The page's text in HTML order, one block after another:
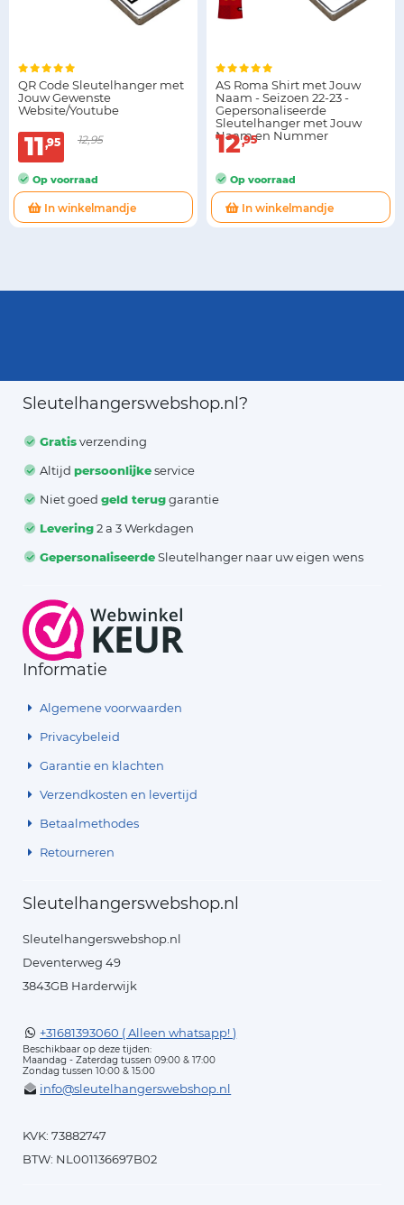
QR Code Sleutelhanger met
Jouw Gewenste
Website/Youtube
11 95 12,95
Op voorraad
In winkelmandje
AS Roma Shirt met Jouw
Naam - Seizoen 22-23 -
Gepersonaliseerde
Sleutelhanger met Jouw
Naam en Nummer
12 95
Op voorraad
In winkelmandje
Sleutelhangerswebshop.nl?
Gratisverzending
Altijdpersoonlijkeservice
Niet goedgeld teruggarantie
Levering2 a 3 Werkdagen
GepersonaliseerdeSleutelhanger naar uw eigen wens
Informatie
Algemene voorwaarden
Privacybeleid
Garantie en klachten
Verzendkosten en levertijd
Betaalmethodes
Retourneren
Sleutelhangerswebshop.nl
Sleutelhangerswebshop.nl
Deventerweg 49
3843GB Harderwijk
+31681393060 ( Alleen whatsapp! )
Beschikbaar op deze tijden:
Maandag - Zaterdag tussen 09:00 & 17:00
Zondag tussen 10:00 & 15:00
info@sleutelhangerswebshop.nl
KVK: 73882747
BTW: NL001136697B02